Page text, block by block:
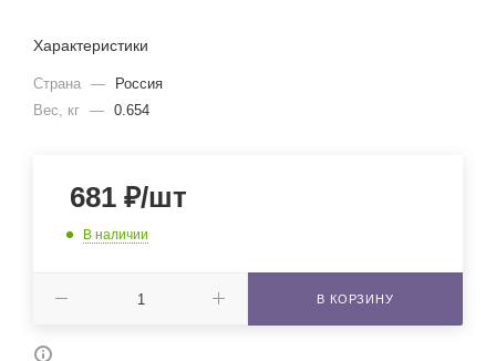
Характеристики
Страна —
Россия
Вес, кг — 0.654
681 ₽/шт
В наличии
В КОРЗИНУ